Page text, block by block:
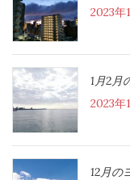
2023年
1月2月
2023年
12月の